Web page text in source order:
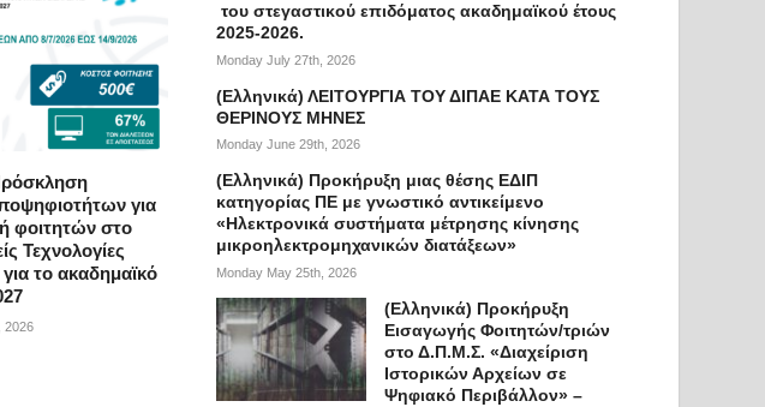
για
φοιτητών στο
Τεχνολογίες
το ακαδημαϊκό
2026
του στεγαστικού επιδόματος ακαδημαϊκού έτους
2025-2026.
Monday July 27th, 2026
(Ελληνικά) ΛΕΙΤΟΥΡΓΙΑ ΤΟΥ ΔΙΠΑΕ ΚΑΤΑ ΤΟΥΣ
ΘΕΡΙΝΟΥΣ ΜΗΝΕΣ
Monday June 29th, 2026
(Ελληνικά) Προκήρυξη μιας θέσης ΕΔΙΠ
κατηγορίας ΠΕ με γνωστικό αντικείμενο
«Ηλεκτρονικά συστήματα μέτρησης κίνησης
μικροηλεκτρομηχανικών διατάξεων»
Monday May 25th, 2026
(Ελληνικά) Προκήρυξη
Εισαγωγής Φοιτητών/τριών
στο Δ.Π.Μ.Σ. «Διαχείριση
Ιστορικών Αρχείων σε
Ψηφιακό Περιβάλλον» –